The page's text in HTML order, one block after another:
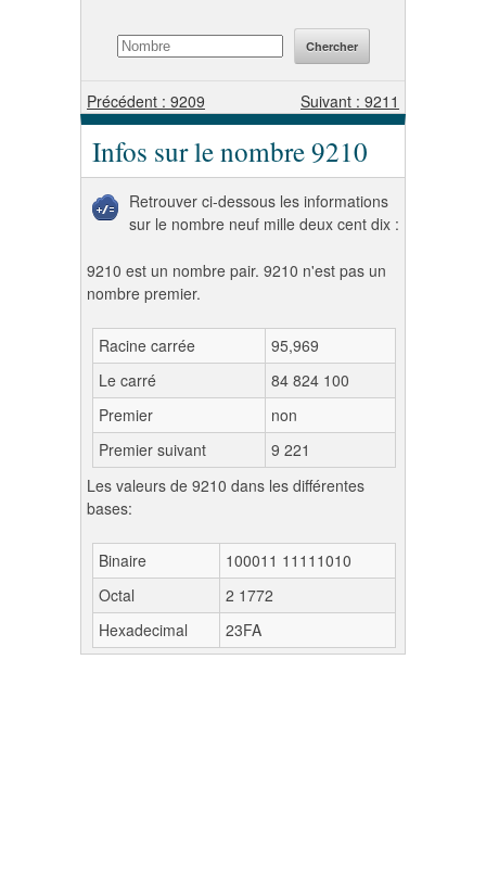
Précédent : 9209 Suivant : 9211
Infos sur le nombre 9210
Retrouver ci-dessous les informations
sur le nombre neuf mille deux cent dix :
9210 est un nombre pair. 9210 n'est pas un
nombre premier.
Racine carrée
95,969
Le carré
84 824 100
Premier
non
Premier suivant
9 221
Les valeurs de 9210 dans les différentes
bases:
Binaire
100011 11111010
Octal
2 1772
Hexadecimal
23FA